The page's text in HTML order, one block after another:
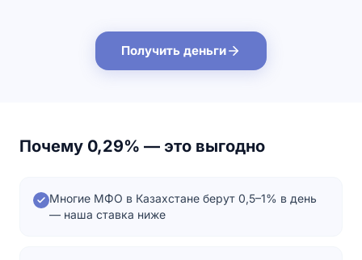
Получить деньги
Почему 0,29% — это выгодно
Многие МФО в Казахстане берут 0,5–1% в день
— наша ставка ниже